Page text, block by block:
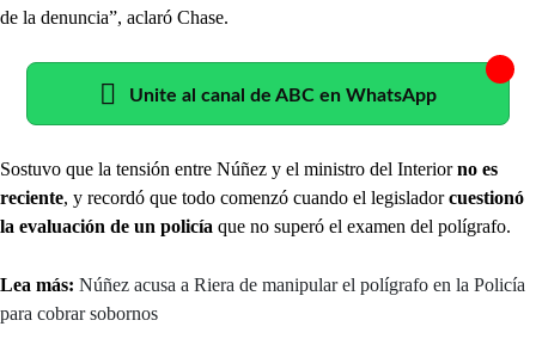
de la denuncia”, aclaró Chase.
Unite al canal de ABC en WhatsApp
Sostuvo que la tensión entre Núñez y el ministro del Interiorno es
reciente, y recordó que todo comenzó cuando el legisladorcuestionó
la evaluación de un policía que no superó el examen del polígrafo.
Lea más: Núñez acusa a Riera de manipular el polígrafo en la Policía
para cobrar sobornos